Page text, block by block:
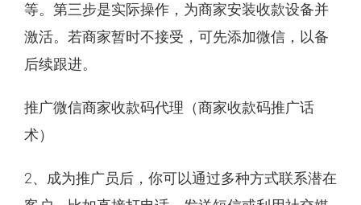
等。第三步是实际操作，为商家安装收款设备并
激活。若商家暂时不接受，可先添加微信，以备
后续跟进。
推广微信商家收款码代理（商家收款码推广话
术）
2、成为推广员后，你可以通过多种方式联系潜在